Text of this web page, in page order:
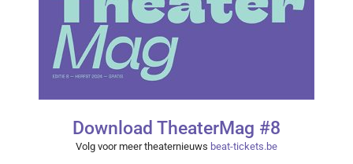
Download TheaterMag #8
Volg voor meer theaternieuws beat-tickets.be